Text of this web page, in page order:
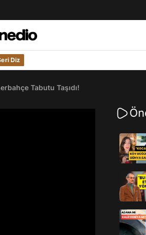
Diz
Tabutu Taşıdı!